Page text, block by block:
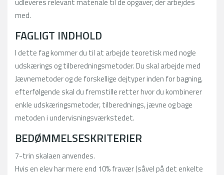
med.
FAGLIGT INDHOLD
I dette fag kommer du til at arbejde teoretisk med nogle
udskærings og tilberedningsmetoder. Du skal arbejde med
Jævnemetoder og de forskellige dejtyper inden for bagning,
efterfølgende skal du fremstille retter hvor du kombinerer
enkle udskæringsmetoder, tilberednings, jævne og bage
metoden i undervisningsværkstedet.
BEDØMMELSESKRITERIER
7-trin skalaen anvendes.
Hvis en elev har mere end 10% fravær (såvel på det enkelte